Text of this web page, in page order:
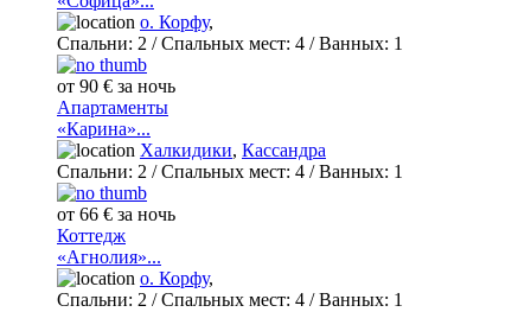
о. Корфу,
Спальни: 2 / Спальных мест: 4 /Ванных: 1
от 90 € за ночь
Апартаменты
«Карина»...
Халкидики, Кассандра
Спальни: 2 / Спальных мест: 4 /Ванных: 1
от 66 € за ночь
Коттедж
«Агнолия»...
о. Корфу,
Спальни: 2 / Спальных мест: 4 /Ванных: 1